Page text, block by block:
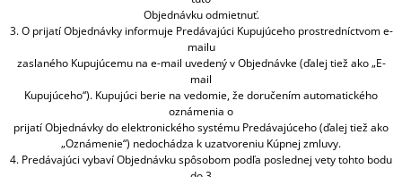
Objednávku odmietnuť.
3. O prijatí Objednávky informuje Predávajúci Kupujúceho prostredníctvom e-
mailu
zaslaného Kupujúcemu na e-mail uvedený v Objednávke (ďalej tiež ako „E-
mail
Kupujúceho“). Kupujúci berie na vedomie, že doručením automatického
oznámenia o
prijatí Objednávky do elektronického systému Predávajúceho (ďalej tiež ako
„Oznámenie“) nedochádza k uzatvoreniu Kúpnej zmluvy.
4. Predávajúci vybaví Objednávku spôsobom podľa poslednej vety tohto bodu